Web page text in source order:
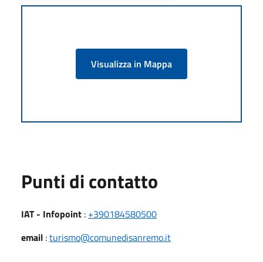
Visualizza in Mappa
Punti di contatto
IAT - Infopoint : +390184580500
email :turismo@comunedisanremo.it